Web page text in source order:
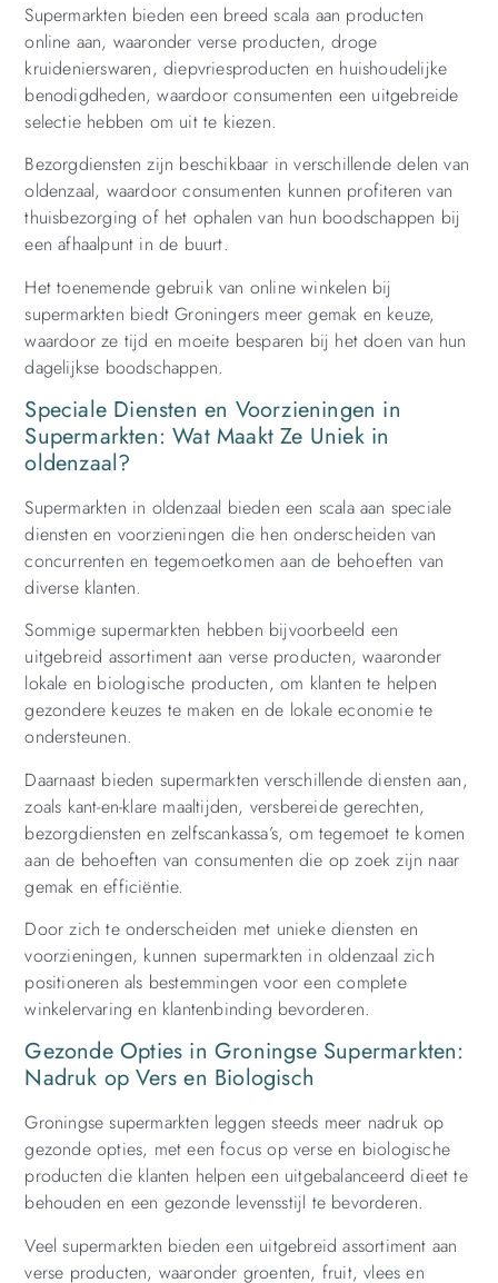
Supermarkten bieden een breed scala aan producten
online aan, waaronder verse producten, droge
kruidenierswaren, diepvriesproducten en huishoudelijke
benodigdheden, waardoor consumenten een uitgebreide
selectie hebben om uit te kiezen.
Bezorgdiensten zijn beschikbaar in verschillende delen van
oldenzaal, waardoor consumenten kunnen profiteren van
thuisbezorging of het ophalen van hun boodschappen bij
een afhaalpunt in de buurt.
Het toenemende gebruik van online winkelen bij
supermarkten biedt Groningers meer gemak en keuze,
waardoor ze tijd en moeite besparen bij het doen van hun
dagelijkse boodschappen.
Speciale Diensten en Voorzieningen in
Supermarkten: Wat Maakt Ze Uniek in
oldenzaal?
Supermarkten in oldenzaal bieden een scala aan speciale
diensten en voorzieningen die hen onderscheiden van
concurrenten en tegemoetkomen aan de behoeften van
diverse klanten.
Sommige supermarkten hebben bijvoorbeeld een
uitgebreid assortiment aan verse producten, waaronder
lokale en biologische producten, om klanten te helpen
gezondere keuzes te maken en de lokale economie te
ondersteunen.
Daarnaast bieden supermarkten verschillende diensten aan,
zoals kant-en-klare maaltijden, versbereide gerechten,
bezorgdiensten en zelfscankassa’s, om tegemoet te komen
aan de behoeften van consumenten die op zoek zijn naar
gemak en efficiëntie.
Door zich te onderscheiden met unieke diensten en
voorzieningen, kunnen supermarkten in oldenzaal zich
positioneren als bestemmingen voor een complete
winkelervaring en klantenbinding bevorderen.
Gezonde Opties in Groningse Supermarkten:
Nadruk op Vers en Biologisch
Groningse supermarkten leggen steeds meer nadruk op
gezonde opties, met een focus op verse en biologische
producten die klanten helpen een uitgebalanceerd dieet te
behouden en een gezonde levensstijl te bevorderen.
Veel supermarkten bieden een uitgebreid assortiment aan
verse producten, waaronder groenten, fruit, vlees en